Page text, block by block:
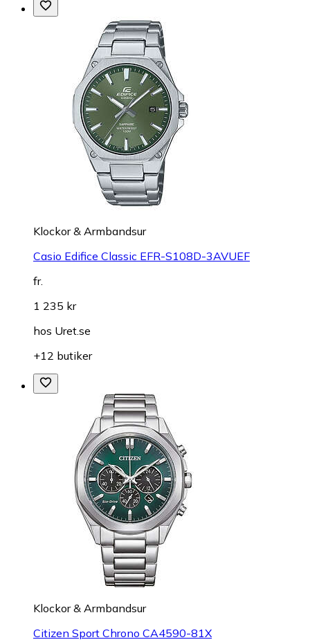
Klockor & Armbandsur
Casio Edifice Classic EFR-S108D-3AVUEF
fr.
1 235 kr
hos Uret.se
+12 butiker
Klockor & Armbandsur
Citizen Sport Chrono CA4590-81X